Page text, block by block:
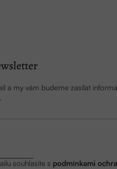
a my vám budeme zasílat
souhlasíte s podmínkami